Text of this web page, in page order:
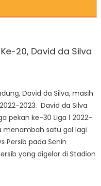
20, David da Silva
David da Silva, masih
2023. David da Silva
pekan ke-30 Liga 1 2022-
menambah satu gol lagi
Persib pada Senin
yang digelar di Stadion